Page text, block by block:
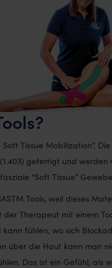
Tissue Mobilization”.
gefertigt und
“Soft Tissue”
Tools, weil dieses
Therapeut mit einem
fühlen, wo sich
über die Haut kann man
Das ist ein Gefühl, als